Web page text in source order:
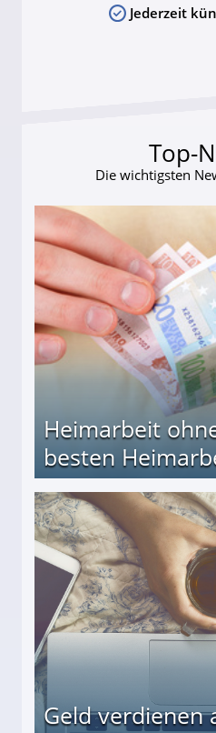
Jederzeit
Top-
Die wichtigsten
Heimarbeit
besten
Geld verdienen